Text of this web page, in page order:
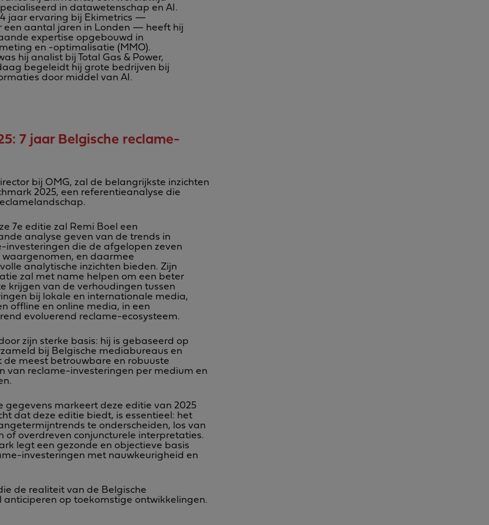
in datawetenschap en AI.
jaar ervaring bij Ekimetrics —
een aantal jaren in Londen — heeft hij
expertise opgebouwd in
en -optimalisatie (MMO).
hij analist bij Total Gas & Power,
begeleidt hij grote bedrijven bij
door middel van AI.
7 jaar Belgische reclame-
bij OMG, zal de belangrijkste inzichten
2025, een referentieanalyse die
7e editie zal Remi Boel een
analyse geven van de trends in
investeringen die de afgelopen zeven
waargenomen, en daarmee
analytische inzichten bieden. Zijn
zal met name helpen om een beter
krijgen van de verhoudingen tussen
bij lokale en internationale media,
offline en online media, in een
evoluerend reclame-ecosysteem.
zijn sterke basis: hij is gebaseerd op
bij Belgische mediabureaus en
meest betrouwbare en robuuste
van reclame-investeringen per medium en
gegevens markeert deze editie van 2025
dat deze editie biedt, is essentieel: het
te onderscheiden, los van
overdreven conjuncturele interpretaties.
legt een gezonde en objectieve basis
investeringen met nauwkeurigheid en
de realiteit van de Belgische
op toekomstige ontwikkelingen.